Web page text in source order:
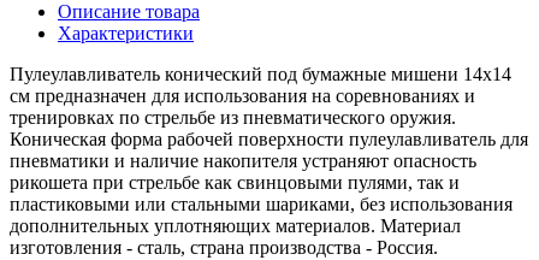
Описание товара
Характеристики
Пулеулавливатель конический под бумажные мишени 14х14
см предназначен для использования на соревнованиях и
тренировках по стрельбе из пневматического оружия.
Коническая форма рабочей поверхности пулеулавливатель для
пневматики и наличие накопителя устраняют опасность
рикошета при стрельбе как свинцовыми пулями, так и
пластиковыми или стальными шариками, без использования
дополнительных уплотняющих материалов. Материал
изготовления - сталь, страна производства - Россия.